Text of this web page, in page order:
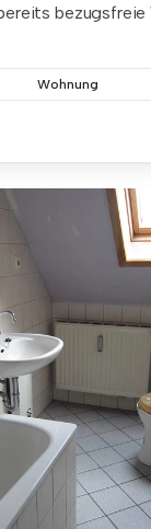
bezugsfreie
Wohnung